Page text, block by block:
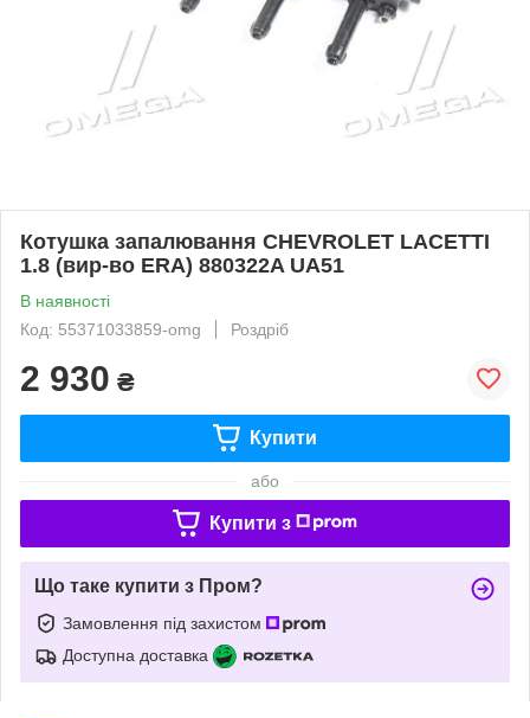
Котушка запалювання CHEVROLET LACETTI
1.8 (вир-во ERA) 880322A UA51
В наявності
Код: 55371033859-omg
Роздріб
2 930 ₴
Купити
або
Купити з
Що таке купити з Пром?
Замовлення під захистом
Доступна доставка